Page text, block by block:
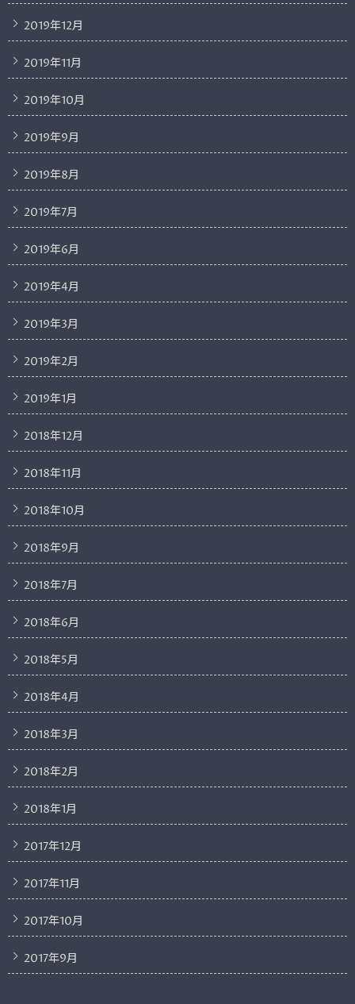
2019年12月
2019年11月
2019年10月
2019年9月
2019年8月
2019年7月
2019年6月
2019年4月
2019年3月
2019年2月
2019年1月
2018年12月
2018年11月
2018年10月
2018年9月
2018年7月
2018年6月
2018年5月
2018年4月
2018年3月
2018年2月
2018年1月
2017年12月
2017年11月
2017年10月
2017年9月